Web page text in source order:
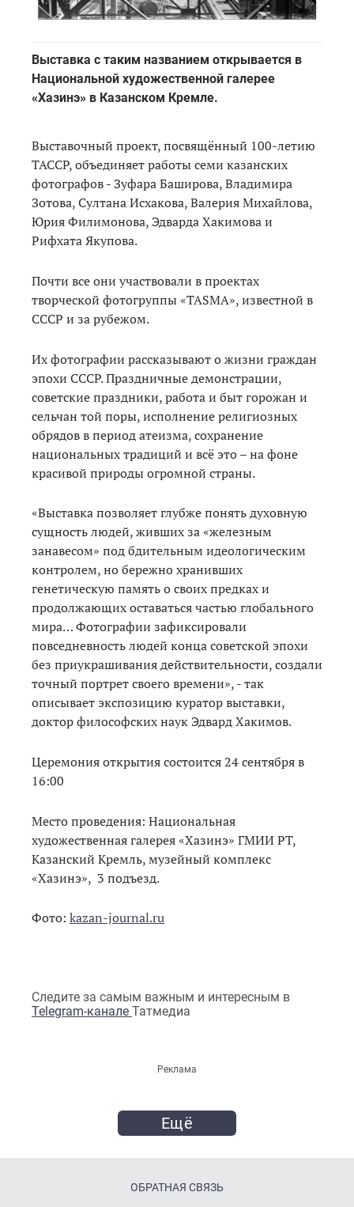
Выставка с таким названием открывается в
Национальной художественной галерее
«Хазинэ» в Казанском Кремле.
Выставочный проект, посвящённый 100-летию
ТАССР, объединяет работы семи казанских
фотографов - Зуфара Баширова, Владимира
Зотова, Султана Исхакова, Валерия Михайлова,
Юрия Филимонова, Эдварда Хакимова и
Рифхата Якупова.
Почти все они участвовали в проектах
творческой фотогруппы «TASMA», известной в
СССР и за рубежом.
Их фотографии рассказывают о жизни граждан
эпохи СССР. Праздничные демонстрации,
советские праздники, работа и быт горожан и
сельчан той поры, исполнение религиозных
обрядов в период атеизма, сохранение
национальных традиций и всё это – на фоне
красивой природы огромной страны.
«Выставка позволяет глубже понять духовную
сущность людей, живших за «железным
занавесом» под бдительным идеологическим
контролем, но бережно хранивших
генетическую память о своих предках и
продолжающих оставаться частью глобального
мира… Фотографии зафиксировали
повседневность людей конца советской эпохи
без приукрашивания действительности, создали
точный портрет своего времени», - так
описывает экспозицию куратор выставки,
доктор философских наук Эдвард Хакимов.
Церемония открытия состоится 24 сентября в
16:00
Место проведения: Национальная
художественная галерея «Хазинэ» ГМИИ РТ,
Казанский Кремль, музейный комплекс
«Хазинэ», 3 подъезд.
Фото: kazan-journal.ru
Следите за самым важным и интересным в
Telegram-канале Татмедиа
Реклама
Ещё
ОБРАТНАЯ СВЯЗЬ